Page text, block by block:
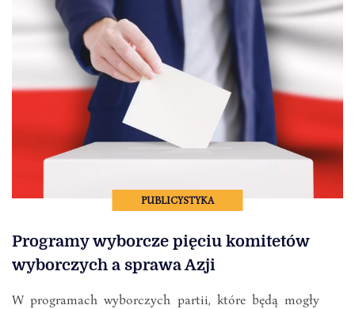
PUBLICYSTYKA
Programy wyborcze pięciu komitetów
wyborczych a sprawa Azji
W programach wyborczych partii, które będą mogły